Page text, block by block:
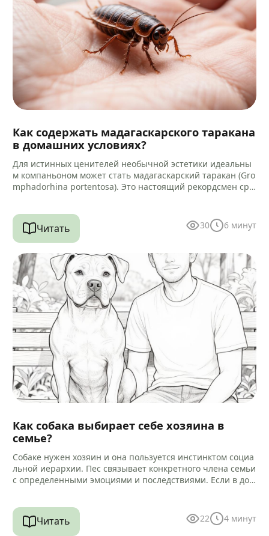
Как содержать мадагаскарского таракана
в домашних условиях?
Для истинных ценителей необычной эстетики идеальны
м компаньоном может стать мадагаскарский таракан (Gro
mphadorhina portentosa). Это настоящий рекордсмен сре
Читать 30 6 минут
Как собака выбирает себе хозяина в
семье?
Собаке нужен хозяин и она пользуется инстинктом социа
льной иерархии. Пес связывает конкретного члена семьи
с определенными эмоциями и последствиями. Если в дом
Читать 22 4 минут